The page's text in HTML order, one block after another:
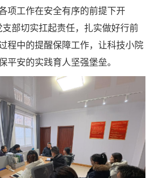
项工作在安全有序的前提下开
支部切实扛起责任，扎实做好行前
程中的提醒保障工作，让科技小院
平安的实践育人坚强堡垒。